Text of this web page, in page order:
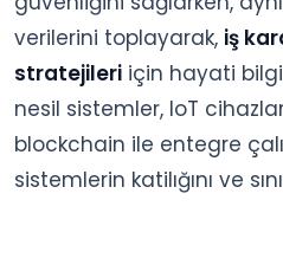
verilerini toplayarak, iş
stratejileri için hayati
nesil sistemler, IoT
blockchain ile entegre
sistemlerin katilığını ve